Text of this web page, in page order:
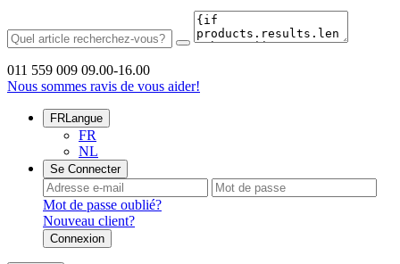
011 559 009 09.00-16.00
Nous sommes ravis de vous aider!
FRLangue
FR
NL
Se Connecter
Mot de passe oublié?
Nouveau client?
Connexion